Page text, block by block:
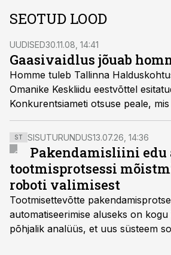
SEOTUD LOOD
UUDISED30.11.08, 14:41
Gaasivaidlus jõuab
Homme tuleb Tallinna Halduskohtus
Omanike Keskliidu eestvõttel
Konkurentsiameti otsuse peale, mis kooskõlastas
käesoleva aasta 1. oktoobrist
hinnatõusu Eesti Gaasi
ST SISUTURUNDUS13.07.26, 14:36
Pakendamisliini edu
tootmisprotsessi
roboti valimisest
Tootmisettevõtte
automatiseerimise aluseks on
põhjalik analüüs, et uus süsteem